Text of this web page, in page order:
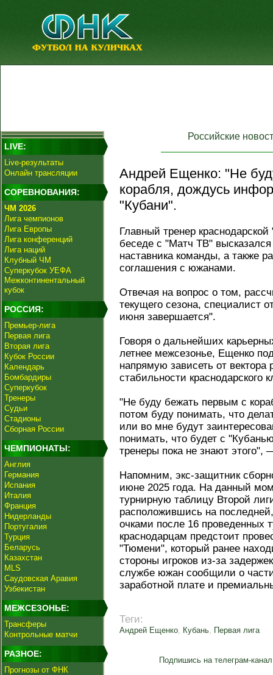
LIVE:
Live-результаты
Онлайн трансляции
СОРЕВНОВАНИЯ:
ЧМ 2026
Лига чемпионов
Лига Европы
Лига конференций
Лига наций
Клубный ЧМ
Суперкубок УЕФА
Межконтинентальный
кубок
РОССИЯ:
Премьер-лига
Первая лига
Вторая лига
Кубок России
Календарь
Бомбардиры
Суперкубок
Тренеры
Судьи
Стадионы
Сборная России
ЧЕМПИОНАТЫ:
Англия
Германия
Испания
Италия
Франция
Нидерланды
Португалия
Турция
Беларусь
Казахстан
MLS
Саудовская Аравия
Узбекистан
МЕЖСЕЗОНЬЕ:
Трансферы
Контрольные матчи
РАЗНОЕ:
Прогнозы от ФНК
Российские
Андрей Ещенко: "Не
корабля, дождусь
"Кубани".
Главный тренер
беседе с "Матч ТВ"
наставника команды, а также
соглашения с южанами.
Отвечая на вопрос о том,
текущего сезона, специалист
июня завершается".
Говоря о дальнейших
летнее межсезонье, Ещенко
напрямую зависеть от
стабильности краснодарского
"Не буду бежать первым с
потом буду понимать, что
или во мне будут
понимать, что будет с
тренеры пока не знают
Напомним, экс-защитник
июне 2025 года. На данный
турнирную таблицу Второй
расположившись на
очками после 16 проведенных
краснодарцам предстоит
"Тюмени", который ранее
стороны игроков из-за
службе южан сообщили о
заработной плате и
Теги:
Андрей Ещенко, Кубань, Первая лига
Подпишись на телеграм-